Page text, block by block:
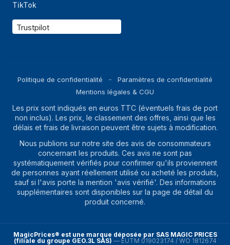
TikTok
Trustpilot
Politique de confidentialité
Paramètres de confidentialité
Mentions légales & CGU
Les prix sont indiqués en euros TTC (éventuels frais de port
non inclus). Les prix, le classement des offres, ainsi que les
délais et frais de livraison peuvent être sujets à modification.
Nous publions sur notre site des avis de consommateurs
concernant les produits. Ces avis ne sont pas
systématiquement vérifiés pour confirmer qu'ils proviennent
de personnes ayant réellement utilisé ou acheté les produits,
sauf si l'avis porte la mention 'avis vérifié'. Des informations
supplémentaires sont disponibles sur la page de détail du
produit concerné.
MagicPrices® est une marque déposée par SAS MAGIC PRICES
(filiale du groupe GEO.3L SAS) — EUTM 019023174 / WO 1812674